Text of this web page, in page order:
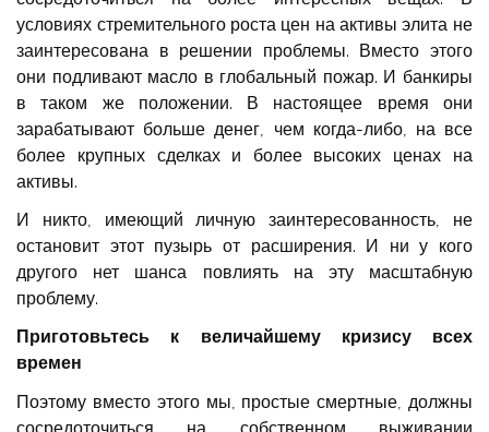
условиях стремительного роста цен на активы элита не
заинтересована в решении проблемы. Вместо этого
они подливают масло в глобальный пожар. И банкиры
в таком же положении. В настоящее время они
зарабатывают больше денег, чем когда-либо, на все
более крупных сделках и более высоких ценах на
активы.
И никто, имеющий личную заинтересованность, не
остановит этот пузырь от расширения. И ни у кого
другого нет шанса повлиять на эту масштабную
проблему.
Приготовьтесь к величайшему кризису всех
времен
Поэтому вместо этого мы, простые смертные, должны
сосредоточиться на собственном выживании